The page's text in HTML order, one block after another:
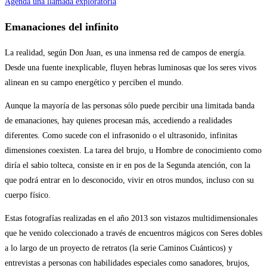
Emanaciones del infinito
La realidad, según Don Juan, es una inmensa red de campos de energía.
Desde una fuente inexplicable, fluyen hebras luminosas que los seres vivos
alinean en su campo energético y perciben el mundo.
Aunque la mayoría de las personas sólo puede percibir una limitada banda
de emanaciones, hay quienes procesan más, accediendo a realidades
diferentes. Como sucede con el infrasonido o el ultrasonido, infinitas
dimensiones coexisten. La tarea del brujo, u Hombre de conocimiento como
diría el sabio tolteca, consiste en ir en pos de la Segunda atención, con la
que podrá entrar en lo desconocido, vivir en otros mundos, incluso con su
cuerpo físico.
Estas fotografías realizadas en el año 2013 son vistazos multidimensionales
que he venido coleccionado a través de encuentros mágicos con Seres dobles
a lo largo de un proyecto de retratos (la serie Caminos Cuánticos) y
entrevistas a personas con habilidades especiales como sanadores, brujos,